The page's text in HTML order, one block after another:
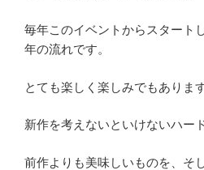
毎年このイベントからスタート
年の流れです。
とても楽しく楽しみでもありま
新作を考えないといけないハー
前作よりも美味しいものを、そ